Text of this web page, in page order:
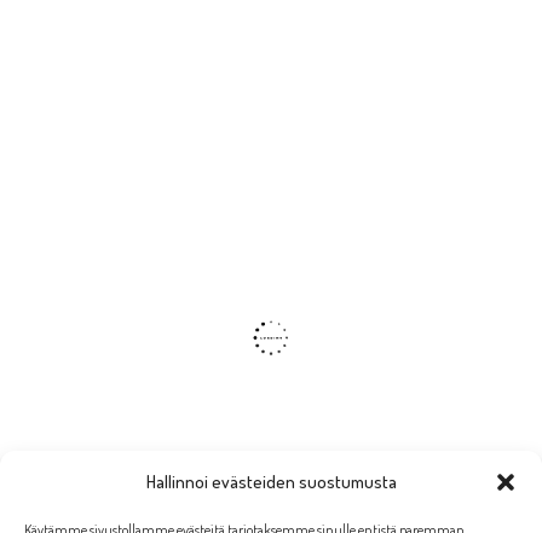
Hallinnoi evästeiden suostumusta